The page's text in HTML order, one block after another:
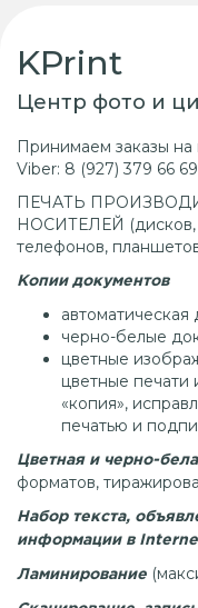
KPrint
Центр фото и
Принимаем заказы на
Viber: 8 (927) 379 66 69
ПЕЧАТЬ
НОСИТЕЛЕЙ (дисков,
телефонов,
Копии документов
автоматическая
черно-белые
цветные
цветные печати
«копия»,
печатью и
Цветная и черно-
форматов,
Набор текста,
информации в
Ламинирование